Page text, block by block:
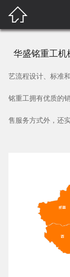

华盛铭重工机
艺流程设计、标准
铭重工拥有优质的
售服务方式外，还